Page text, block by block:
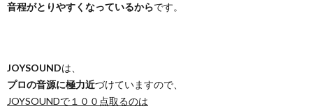
音程がとりやすくなっているからです。
JOYSOUNDは、
プロの音源に極力近づけていますので、
JOYSOUNDで１００点取るのは